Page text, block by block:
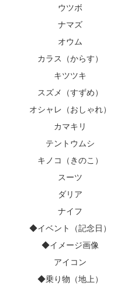
ウツボ
ナマズ
オウム
カラス（からす）
キツツキ
スズメ（すずめ）
オシャレ（おしゃれ）
カマキリ
テントウムシ
キノコ（きのこ）
スーツ
ダリア
ナイフ
◆イベント（記念日）
◆イメージ画像
アイコン
◆乗り物（地上）